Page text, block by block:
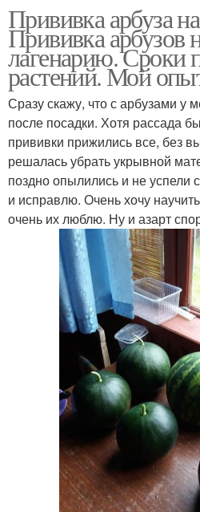
Арбуз на фицефалию
Прививка арбуза
Прививка арбузов
лагенарию. Сроки
растений. Мой
Сразу скажу, что с арбузами у
после посадки. Хотя рассада
прививки прижились все, без
решалась убрать укрывной
поздно опылились и не успели
и исправлю. Очень хочу
очень их люблю. Ну и азарт